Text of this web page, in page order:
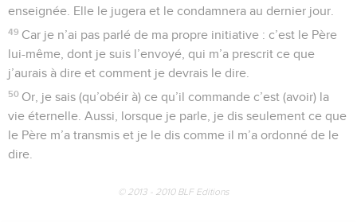
enseignée. Elle le jugera et le condamnera au dernier jour.
49 Car je n’ai pas parlé de ma propre initiative : c’est le Père
lui-même, dont je suis l’envoyé, qui m’a prescrit ce que
j’aurais à dire et comment je devrais le dire.
50 Or, je sais (qu’obéir à) ce qu’il commande c’est (avoir) la
vie éternelle. Aussi, lorsque je parle, je dis seulement ce que
le Père m’a transmis et je le dis comme il m’a ordonné de le
dire.
© 2013 - 2010 BLF Editions